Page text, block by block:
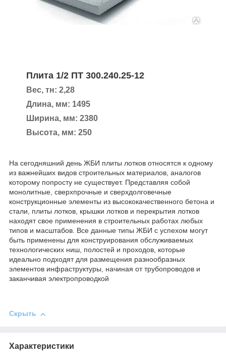
Плита 1/2 ПТ 300.240.25-12
Вес, тн: 2,28
Длина, мм: 1495
Ширина, мм: 2380
Высота, мм: 250
На сегодняшний день ЖБИ плиты лотков относятся к одному
из важнейших видов строительных материалов, аналогов
которому попросту не существует. Представляя собой
монолитные, сверхпрочные и сверхдолговечные
конструкционные элементы из высококачественного бетона и
стали, плиты лотков, крышки лотков и перекрытия лотков
находят свое применения в строительных работах любых
типов и масштабов. Все данные типы ЖБИ с успехом могут
быть применены для конструирования обслуживаемых
технологических ниш, полостей и проходов, которые
идеально подходят для размещения разнообразных
элементов инфраструктуры, начиная от трубопроводов и
заканчивая электропроводкой
Скрыть
Характеристики